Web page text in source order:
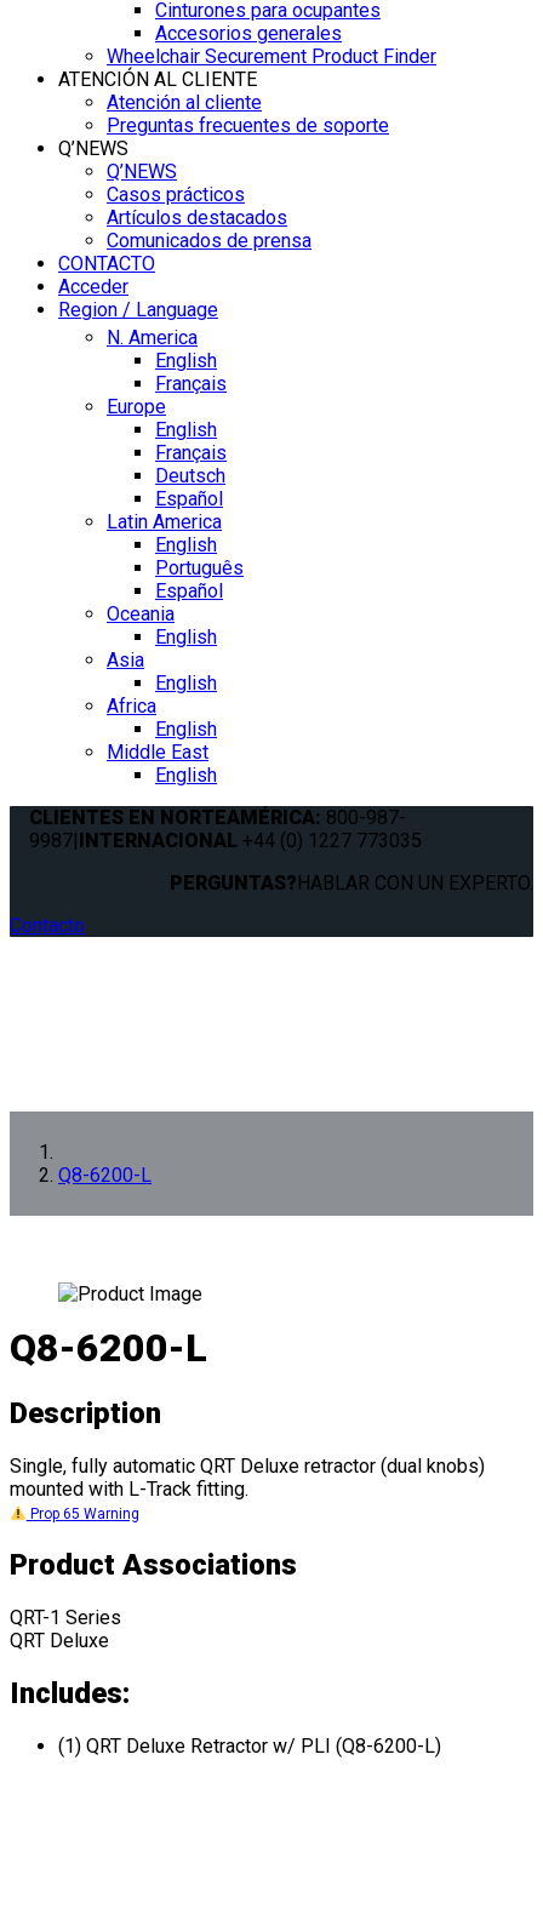
Cinturones para ocupantes
Accesorios generales
Wheelchair Securement Product Finder
ATENCIÓN AL CLIENTE
Atención al cliente
Preguntas frecuentes de soporte
Q’NEWS
Q’NEWS
Casos prácticos
Artículos destacados
Comunicados de prensa
CONTACTO
Acceder
Region / Language
N. America
English
Français
Europe
English
Français
Deutsch
Español
Latin America
English
Português
Español
Oceania
English
Asia
English
Africa
English
Middle East
English
CLIENTES EN NORTEAMÉRICA: 800-987-
9987|INTERNACIONAL +44 (0) 1227 773035
PERGUNTAS?HABLAR CON UN EXPERTO.
Contacto
Q8-6200-L
Q8-6200-L
Description
Single, fully automatic QRT Deluxe retractor (dual knobs)
mounted with L-Track fitting.
Prop 65 Warning
Product Associations
QRT-1 Series
QRT Deluxe
Includes:
(1) QRT Deluxe Retractor w/ PLI (Q8-6200-L)